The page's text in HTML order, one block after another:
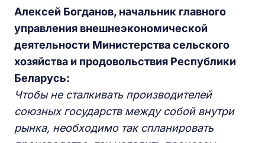
Алексей Богданов, начальник главного
управления внешнеэкономической
деятельности Министерства сельского
хозяйства и продовольствия Республики
Беларусь:
Чтобы не сталкивать производителей
союзных государств между собой внутри
рынка, необходимо так спланировать